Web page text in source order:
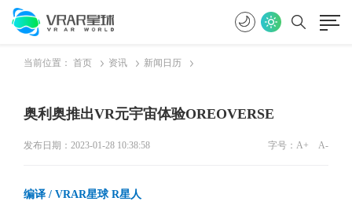
当前位置： 首页 资讯 新闻日历
奥利奥推出VR元宇宙体验OREOVERSE
发布日期：2023-01-28 10:38:58 字号： A+ A-
编译 / VRAR星球 R星人